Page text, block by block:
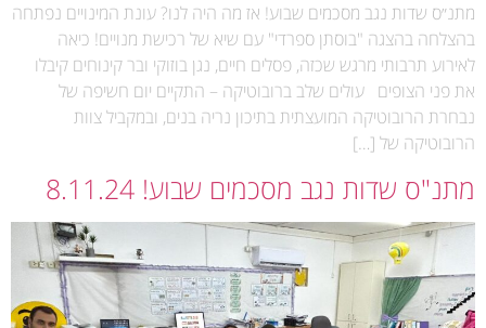
מתנ״ס שדות נגב מסכמים שבוע! אז מה היה לנו? עונת המינויים נפתחה
בהצלחה בהצגה "בוסתן ספרדי" עם שיא של רכישת מנויים! כיאה
לאירוע תרבותי מרגש שכזה, פסלים חיים, נגן בוזוקי ובר קינוחים קיבלו
את פני הצופים עולים שלב ברובוטיקה – התקיים יום חשיפה של
נבחרת הרובוטיקה המועצתית בתיכון נריה בנים, ובמקביל צוות
הרובוטיקה של […]
מתנ"ס שדות נגב מסכמים שבוע! 8.11.24